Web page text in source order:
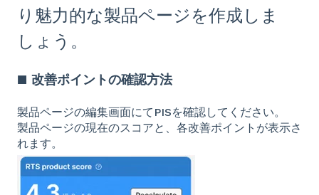
り魅力的な製品ページを作成しま
しょう。
■ 改善ポイントの確認方法
製品ページの編集画面にてPISを確認してください。
製品ページの現在のスコアと、各改善ポイントが表示さ
れます。